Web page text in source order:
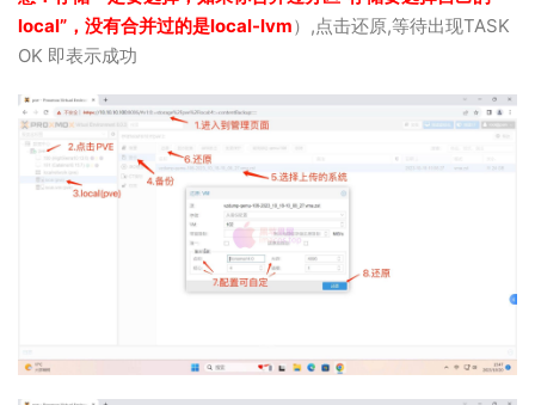
local”，没有合并过的是local-lvm）,点击还原,等待出现TASK
OK 即表示成功